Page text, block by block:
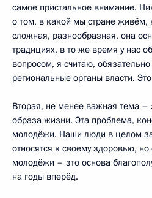
самое пристальное внимание.
о том, в какой мы стране живём,
сложная, разнообразная, она
традициях, в то же время у нас
вопросом, я считаю,
региональные органы власти.
Вторая, не менее важная тема –
образа жизни. Эта проблема,
молодёжи. Наши люди в целом
относятся к своему здоровью, но
молодёжи – это основа
на годы вперёд.